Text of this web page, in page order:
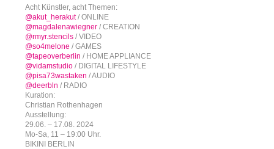
Acht Künstler, acht Themen:
@akut_herakut/ ONLINE
@magdalenawiegner / CREATION
@rmyr.stencils / VIDEO
@so4melone / GAMES
@tapeoverberlin / HOME APPLIANCE
@vidamstudio / DIGITAL LIFESTYLE
@pisa73wastaken / AUDIO
@deerbln / RADIO
Kuration:
Christian Rothenhagen
Ausstellung:
29.06. – 17.08. 2024
Mo-Sa, 11 – 19:00 Uhr.
BIKINI BERLIN